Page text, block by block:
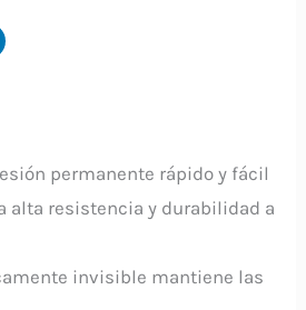
permanente rápido y fácil
alta resistencia y durabilidad a
invisible mantiene las